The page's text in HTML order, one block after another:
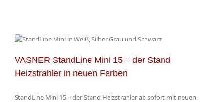
VASNER StandLine Mini 15 – der Stand
Heizstrahler in neuen Farben
StandLine Mini 15 – der Stand Heizstrahler ab sofort mit neuen